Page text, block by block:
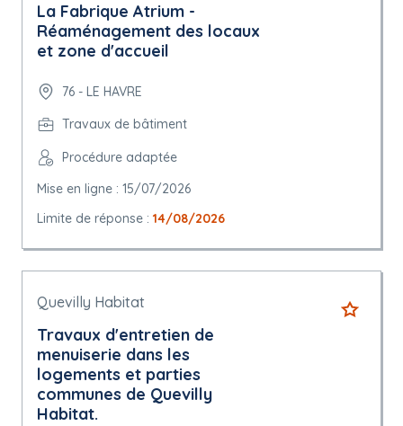
La Fabrique Atrium -
Réaménagement des locaux
et zone d'accueil
76 - LE HAVRE
Travaux de bâtiment
Procédure adaptée
Mise en ligne : 15/07/2026
Limite de réponse : 14/08/2026
Quevilly Habitat
Travaux d'entretien de
menuiserie dans les
logements et parties
communes de Quevilly
Habitat.